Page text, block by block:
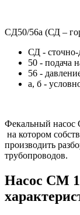
CД50/56а (СД –
СД - сточно-
50 - подача
56 -
а, б -
Фекальный насос
на котором
производить
трубопроводов.
Насос СМ